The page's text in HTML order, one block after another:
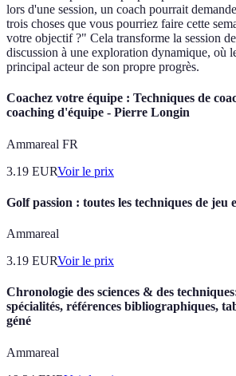
lors d'une session, un coach pourrait
trois choses que vous pourriez faire cette
votre objectif ?" Cela transforme la session
discussion à une exploration dynamique, où
principal acteur de son propre progrès.
Coachez votre équipe : Techniques de
coaching d'équipe - Pierre Longin
Ammareal FR
3.19 EURVoir le prix
Golf passion : toutes les techniques de jeu
Ammareal
3.19 EURVoir le prix
Chronologie des sciences & des
spécialités, références bibliographiques,
géné
Ammareal